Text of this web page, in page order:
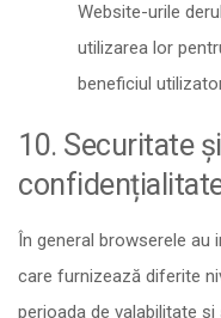
Website-urile
utilizarea lor
beneficiul
10. Securitate
În general browserele au
care furnizează diferite
perioada de valabilitate